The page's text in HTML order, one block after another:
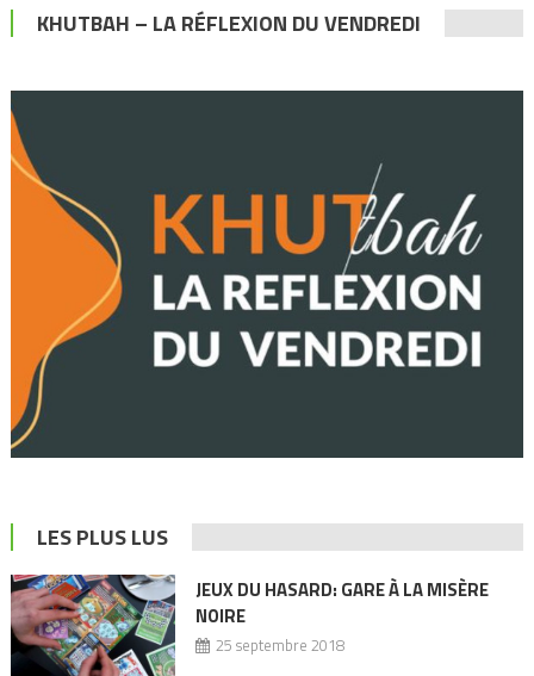
KHUTBAH – LA RÉFLEXION DU VENDREDI
LES PLUS LUS
JEUX DU HASARD: GARE À LA MISÈRE
NOIRE
25 septembre 2018